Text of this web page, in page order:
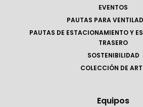
EVENTOS
PAUTAS PARA
PAUTAS DE ESTACIONAMIENTO Y
TRASERO
SOSTENIBILIDAD
COLECCIÓN DE
Equipos